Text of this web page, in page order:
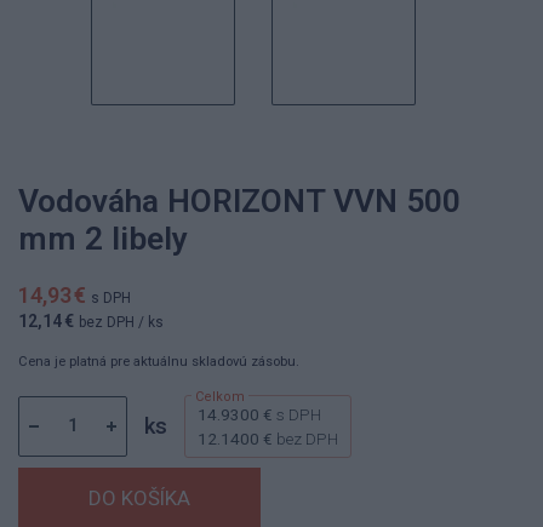
Vodováha HORIZONT VVN 500
mm 2 libely
14,93 € s DPH
12,14 € bez DPH / ks
Cena je platná pre aktuálnu skladovú zásobu.
ks 14.9300 € s DPH
12.1400 € bez DPH